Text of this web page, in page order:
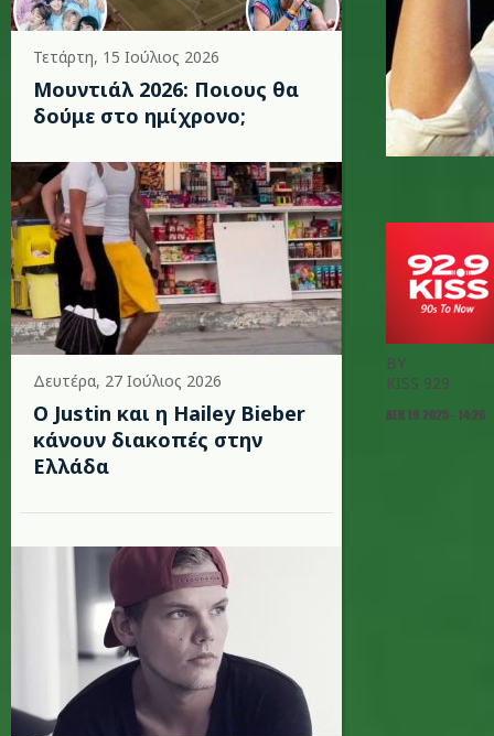
Τετάρτη, 15 Ιούλιος 2026
Μουντιάλ 2026: Ποιους θα
δούμε στο ημίχρονο;
Δευτέρα, 27 Ιούλιος 2026
Ο Justin και η Hailey Bieber
κάνουν διακοπές στην
Ελλάδα
BY
KISS 929
ΔΕΚ 19 2025 - 14:26